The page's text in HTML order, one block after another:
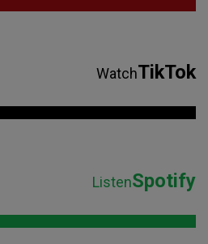
WatchTikTok
ListenSpotify